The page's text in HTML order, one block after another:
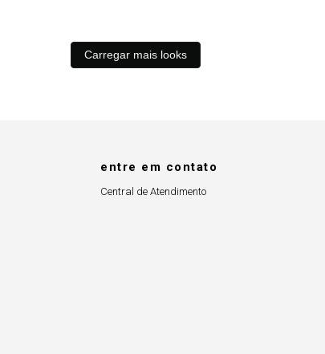
Carregar mais looks
entre em contato
Central de Atendimento